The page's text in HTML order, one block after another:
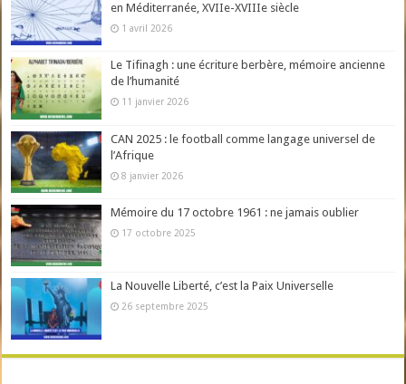
en Méditerranée, XVIIe-XVIIIe siècle
1 avril 2026
Le Tifinagh : une écriture berbère, mémoire ancienne
de l’humanité
11 janvier 2026
CAN 2025 : le football comme langage universel de
l’Afrique
8 janvier 2026
Mémoire du 17 octobre 1961 : ne jamais oublier
17 octobre 2025
La Nouvelle Liberté, c’est la Paix Universelle
26 septembre 2025